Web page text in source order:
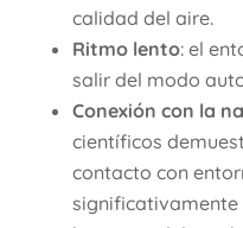
calidad del aire.
Ritmo lento: el
salir del modo
Conexión con la
científicos
contacto con
significativamente